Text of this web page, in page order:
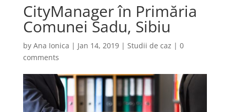
CityManager în Primăria
Comunei Sadu, Sibiu
by Ana Ionica | Jan 14, 2019| Studii de caz | 0
comments